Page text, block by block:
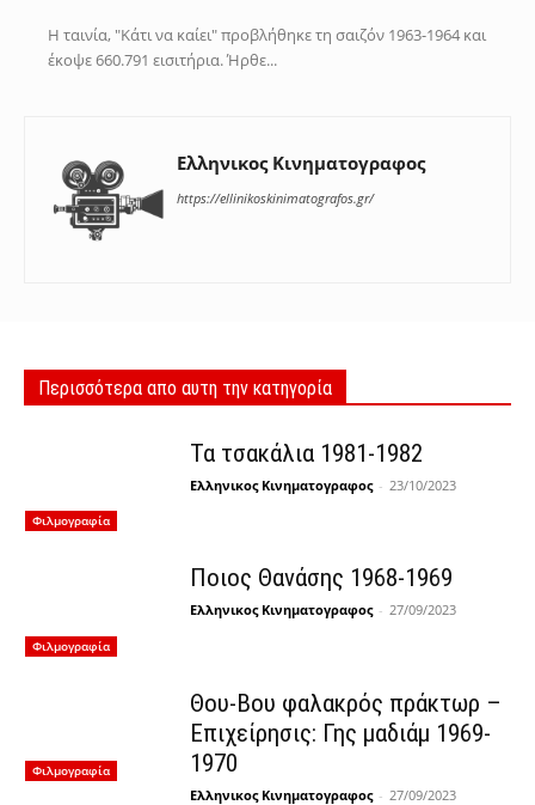
Η ταινία, "Κάτι να καίει" προβλήθηκε τη σαιζόν 1963-1964 και
έκοψε 660.791 εισιτήρια. Ήρθε...
Ελληνικος Κινηματογραφος
https://ellinikoskinimatografos.gr/
Περισσότερα απο αυτη την κατηγορία
Φιλμογραφία
Τα τσακάλια 1981-1982
Ελληνικος Κινηματογραφος - 23/10/2023
Φιλμογραφία
Ποιος Θανάσης 1968-1969
Ελληνικος Κινηματογραφος - 27/09/2023
Φιλμογραφία
Θου-Βου φαλακρός πράκτωρ –
Επιχείρησις: Γης μαδιάμ 1969-
1970
Ελληνικος Κινηματογραφος - 27/09/2023